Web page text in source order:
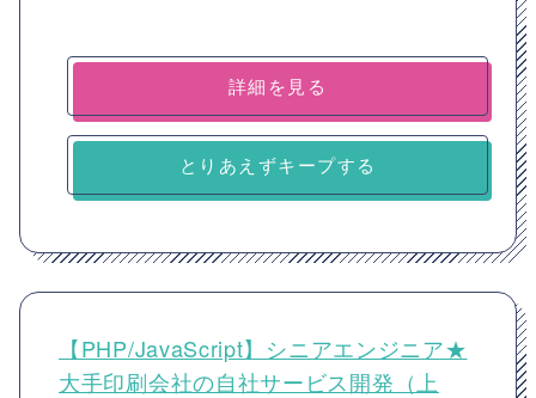
詳細を見る
とりあえずキープする
【PHP/JavaScript】シニアエンジニア★
大手印刷会社の自社サービス開発（上